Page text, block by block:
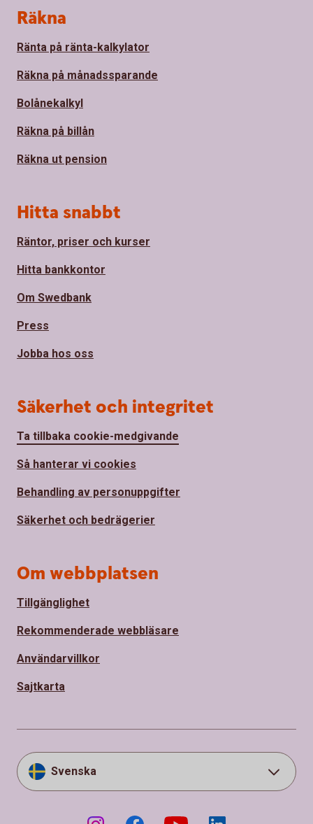
Sidfot
Räkna
Ränta på ränta-kalkylator
Räkna på månadssparande
Bolånekalkyl
Räkna på billån
Räkna ut pension
Hitta snabbt
Räntor, priser och kurser
Hitta bankkontor
Om Swedbank
Press
Jobba hos oss
Säkerhet och integritet
Ta tillbaka cookie-medgivande
Så hanterar vi cookies
Behandling av personuppgifter
Säkerhet och bedrägerier
Om webbplatsen
Tillgänglighet
Rekommenderade webbläsare
Användarvillkor
Sajtkarta
Svenska